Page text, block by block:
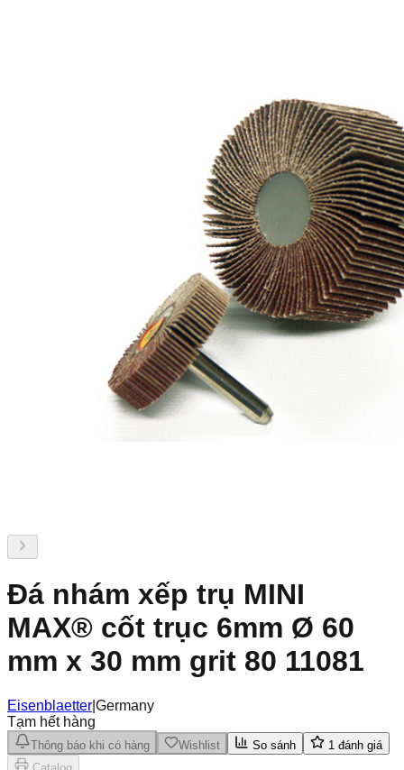
Đá nhám xếp trụ MINI
MAX® cốt trục 6mm Ø 60
mm x 30 mm grit 80 11081
Eisenblaetter Germany
Tạm hết hàng
Thông báo khi có hàng Wishlist So sánh 1 đánh giá